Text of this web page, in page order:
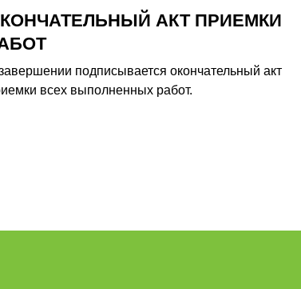
АКТ ПРИЕМКИ
подписывается окончательный акт
всех выполненных работ.